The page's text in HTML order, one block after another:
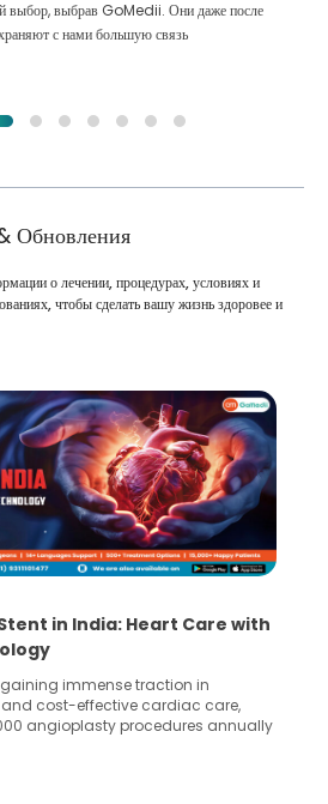
выбор, выбрав GoMedii. Они даже после
с нами большую связь
Обновления
о лечении, процедурах, условиях и
чтобы сделать вашу жизнь здоровее и
in India: Heart Care with
immense traction in
cost-effective cardiac care,
angioplasty procedures annually
treatments like angioplasty and